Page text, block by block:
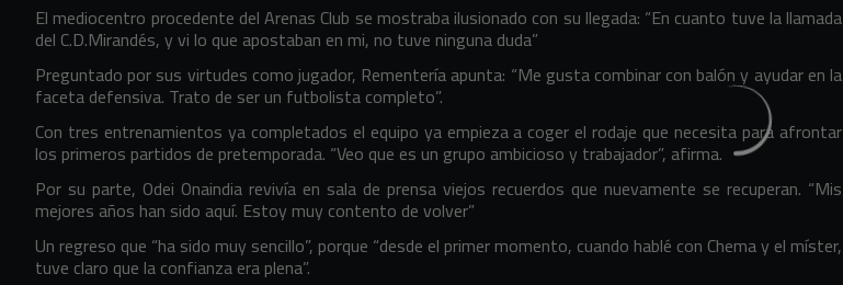
El mediocentro procedente del Arenas Club se mostraba ilusionado con su llegada: “En cuanto tuve la llamada
del C.D.Mirandés, y vi lo que apostaban en mi, no tuve ninguna duda”
Preguntado por sus virtudes como jugador, Rementería apunta: “Me gusta combinar con balón y ayudar en la
faceta defensiva. Trato de ser un futbolista completo”.
Con tres entrenamientos ya completados el equipo ya empieza a coger el rodaje que necesita para afrontar
los primeros partidos de pretemporada. “Veo que es un grupo ambicioso y trabajador”, afirma.
Por su parte, Odei Onaindia revivía en sala de prensa viejos recuerdos que nuevamente se recuperan. “Mis
mejores años han sido aquí. Estoy muy contento de volver”
Un regreso que “ha sido muy sencillo”, porque “desde el primer momento, cuando hablé con Chema y el míster,
tuve claro que la confianza era plena”.